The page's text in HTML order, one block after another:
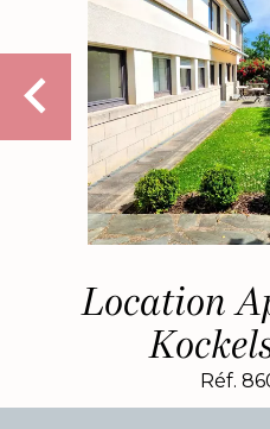
Location
Réf.